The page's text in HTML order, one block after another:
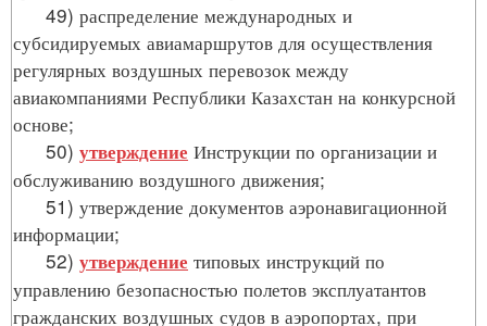
49) распределение международных и
субсидируемых авиамаршрутов для осуществления
регулярных воздушных перевозок между
авиакомпаниями Республики Казахстан на конкурсной
основе;
50) утверждение Инструкции по организации и
обслуживанию воздушного движения;
51) утверждение документов аэронавигационной
информации;
52) утверждение типовых инструкций по
управлению безопасностью полетов эксплуатантов
гражданских воздушных судов в аэропортах, при